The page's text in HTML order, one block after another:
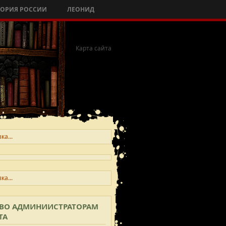
РОССИИ ЛЕОНИД
Карта сайта
АДМИНИИСТРАТОРАМ